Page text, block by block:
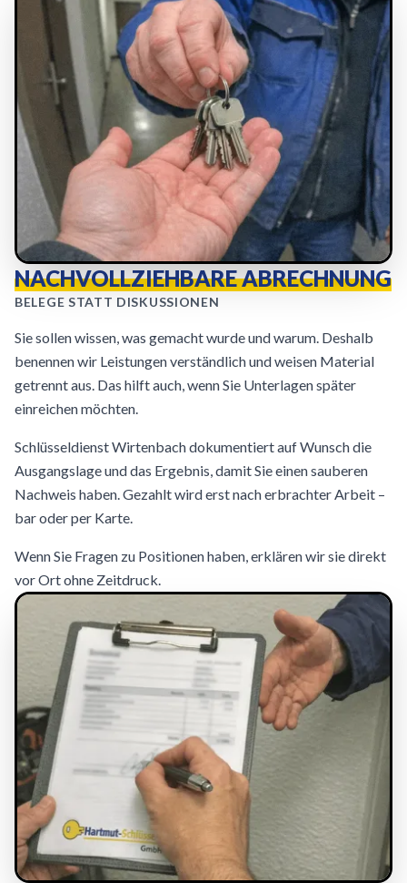
NACHVOLLZIEHBARE ABRECHNUNG
BELEGE STATT DISKUSSIONEN
Sie sollen wissen, was gemacht wurde und warum. Deshalb
benennen wir Leistungen verständlich und weisen Material
getrennt aus. Das hilft auch, wenn Sie Unterlagen später
einreichen möchten.
Schlüsseldienst Wirtenbach dokumentiert auf Wunsch die
Ausgangslage und das Ergebnis, damit Sie einen sauberen
Nachweis haben. Gezahlt wird erst nach erbrachter Arbeit –
bar oder per Karte.
Wenn Sie Fragen zu Positionen haben, erklären wir sie direkt
vor Ort ohne Zeitdruck.